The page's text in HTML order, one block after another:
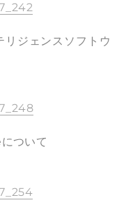
ジェンスソフトウ
ついて